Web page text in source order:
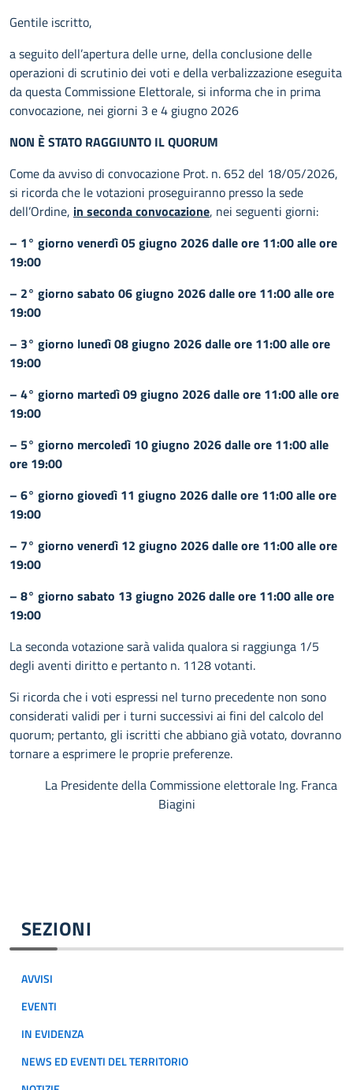
SEZIONI
AVVISI
EVENTI
IN EVIDENZA
NEWS ED EVENTI DEL TERRITORIO
Gentile iscritto,
a seguito dell’apertura delle urne, della conclusione delle
operazioni di scrutinio dei voti e della verbalizzazione eseguita
da questa Commissione Elettorale, si informa che in prima
convocazione, nei giorni 3 e 4 giugno 2026
NON È STATO RAGGIUNTO IL QUORUM
Come da avviso di convocazione Prot. n. 652 del 18/05/2026,
si ricorda che le votazioni proseguiranno presso la sede
dell’Ordine, in seconda convocazione, nei seguenti giorni:
– 1° giorno venerdì 05 giugno 2026 dalle ore 11:00 alle ore
19:00
– 2° giorno sabato 06 giugno 2026 dalle ore 11:00 alle ore
19:00
– 3° giorno lunedì 08 giugno 2026 dalle ore 11:00 alle ore
19:00
– 4° giorno martedì 09 giugno 2026 dalle ore 11:00 alle ore
19:00
– 5° giorno mercoledì 10 giugno 2026 dalle ore 11:00 alle
ore 19:00
– 6° giorno giovedì 11 giugno 2026 dalle ore 11:00 alle ore
19:00
– 7° giorno venerdì 12 giugno 2026 dalle ore 11:00 alle ore
19:00
– 8° giorno sabato 13 giugno 2026 dalle ore 11:00 alle ore
19:00
La seconda votazione sarà valida qualora si raggiunga 1/5
degli aventi diritto e pertanto n. 1128 votanti.
Si ricorda che i voti espressi nel turno precedente non sono
considerati validi per i turni successivi ai fini del calcolo del
quorum; pertanto, gli iscritti che abbiano già votato, dovranno
tornare a esprimere le proprie preferenze.
La Presidente della Commissione elettorale Ing. Franca
Biagini